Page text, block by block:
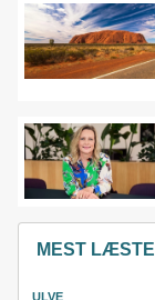
MEST LÆSTE
ULVE